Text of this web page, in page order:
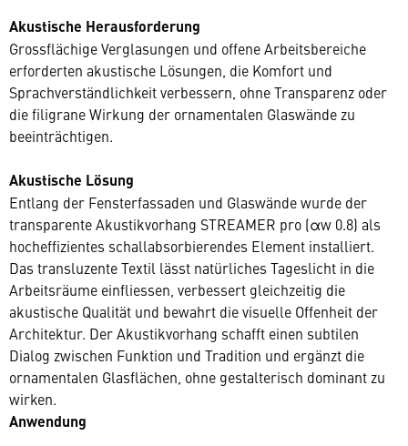
Akustische Herausforderung
Grossflächige Verglasungen und offene Arbeitsbereiche
erforderten akustische Lösungen, die Komfort und
Sprachverständlichkeit verbessern, ohne Transparenz oder
die filigrane Wirkung der ornamentalen Glaswände zu
beeinträchtigen.
Akustische Lösung
Entlang der Fensterfassaden und Glaswände wurde der
transparente Akustikvorhang STREAMER pro (αw 0.8) als
hocheffizientes schallabsorbierendes Element installiert.
Das transluzente Textil lässt natürliches Tageslicht in die
Arbeitsräume einfliessen, verbessert gleichzeitig die
akustische Qualität und bewahrt die visuelle Offenheit der
Architektur. Der Akustikvorhang schafft einen subtilen
Dialog zwischen Funktion und Tradition und ergänzt die
ornamentalen Glasflächen, ohne gestalterisch dominant zu
wirken.
Anwendung